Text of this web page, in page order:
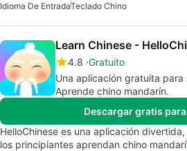
Idioma De EntradaTeclado Chino
Learn Chinese -
4.8 Gratuito
Una aplicación gratuita
Aprende chino mandarín.
Descargar gratis
HelloChinese es una aplicación
los principiantes aprendan chino